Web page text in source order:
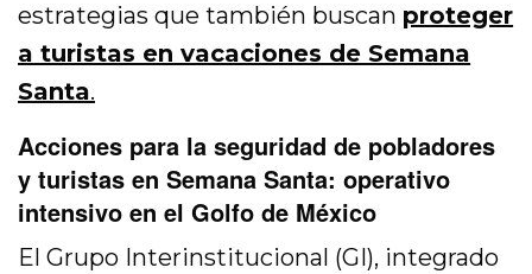
estrategias que también buscan proteger
a turistas en vacaciones de Semana
Santa.
Acciones para la seguridad de pobladores
y turistas en Semana Santa: operativo
intensivo en el Golfo de México
El Grupo Interinstitucional (GI), integrado